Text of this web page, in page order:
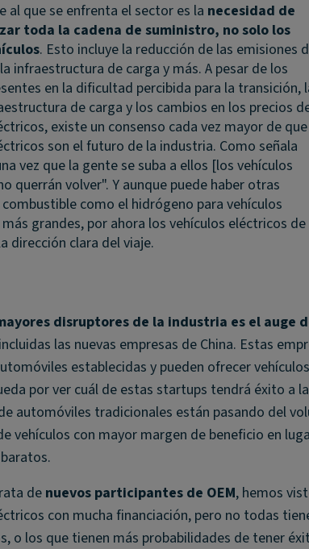
al que se enfrenta el sector es la necesidad de
toda la cadena de suministro, no solo los
. Esto incluye la reducción de las emisiones
infraestructura de carga y más. A pesar de los
en la dificultad percibida para la transición,
de carga y los cambios en los precios
existe un consenso cada vez mayor de
son el futuro de la industria. Como señala
vez que la gente se suba a ellos [los vehículos
querrán volver". Y aunque puede haber otras
como el hidrógeno para vehículos
grandes, por ahora los vehículos eléctricos de
dirección clara del viaje.
disruptores de la industria es el auge
las nuevas empresas de China. Estas
establecidas y pueden ofrecer
por ver cuál de estas startups tendrá éxito a
automóviles tradicionales están pasando del
vehículos con mayor margen de beneficio en
denuevos participantes de OEM, hemos
con mucha financiación, pero no todas
o los que tienen más probabilidades de tener